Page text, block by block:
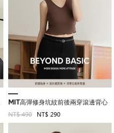
MIT高彈修身坑紋前後兩穿滾邊背心
NT$ 490 NT$ 290